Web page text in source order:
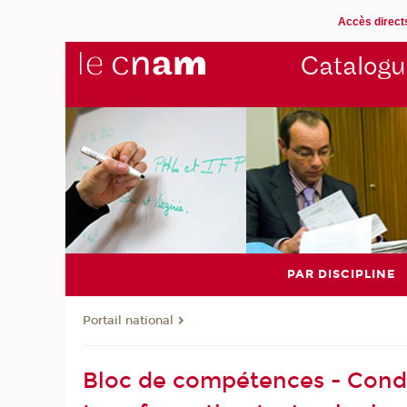
Accès
PAR DISCIPLINE
Portail national
Bloc de compétences -